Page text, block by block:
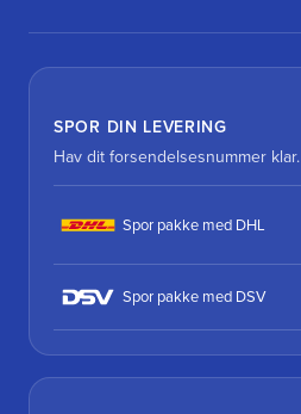
SPOR DIN LEVERING
Hav dit forsendelsesnummer klar.
Spor pakke med DHL
Spor pakke med DSV